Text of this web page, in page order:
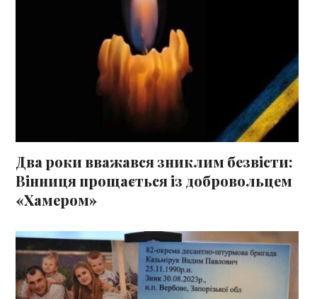
Два роки вважався зниклим безвісти:
Вінниця прощається із добровольцем
«Хамером»